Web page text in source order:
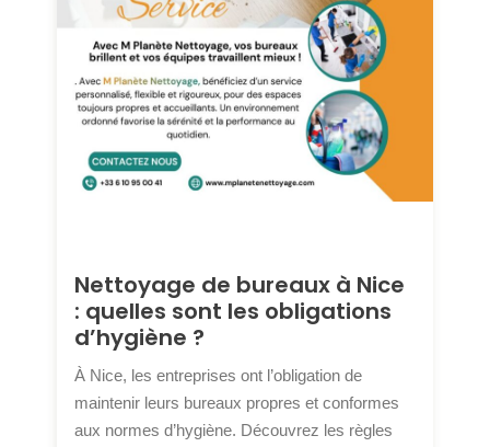
Nettoyage de bureaux à Nice
: quelles sont les obligations
d’hygiène ?
À Nice, les entreprises ont l’obligation de
maintenir leurs bureaux propres et conformes
aux normes d’hygiène. Découvrez les règles